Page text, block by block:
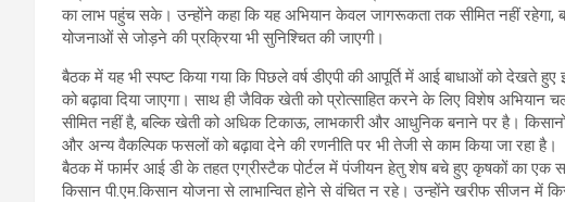
का लाभ पहुंच सके। उन्होंने कहा कि यह अभियान केवल जागरूकता तक सीमित नहीं रहेगा,
योजनाओं से जोड़ने की प्रक्रिया भी सुनिश्चित की जाएगी।
बैठक में यह भी स्पष्ट किया गया कि पिछले वर्ष डीएपी की आपूर्ति में आई बाधाओं को देखते
को बढ़ावा दिया जाएगा। साथ ही जैविक खेती को प्रोत्साहित करने के लिए विशेष
सीमित नहीं है, बल्कि खेती को अधिक टिकाऊ, लाभकारी और आधुनिक बनाने पर है।
और अन्य वैकल्पिक फसलों को बढ़ावा देने की रणनीति पर भी तेजी से काम किया जा रहा है।
बैठक में फार्मर आई डी के तहत एग्रीस्टैक पोर्टल में पंजीयन हेतु शेष बचे हुए कृषकों का एक
किसान पी.एम.किसान योजना से लाभान्वित होने से वंचित न रहे। उन्होंने खरीफ सीजन में